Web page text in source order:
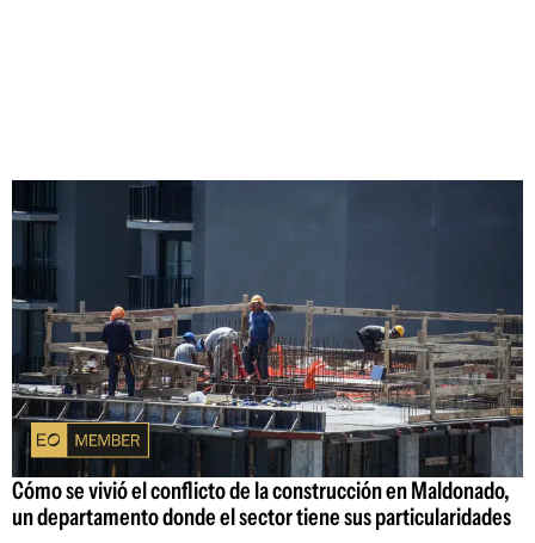
Cómo se vivió el conflicto de la construcción en Maldonado,
un departamento donde el sector tiene sus particularidades